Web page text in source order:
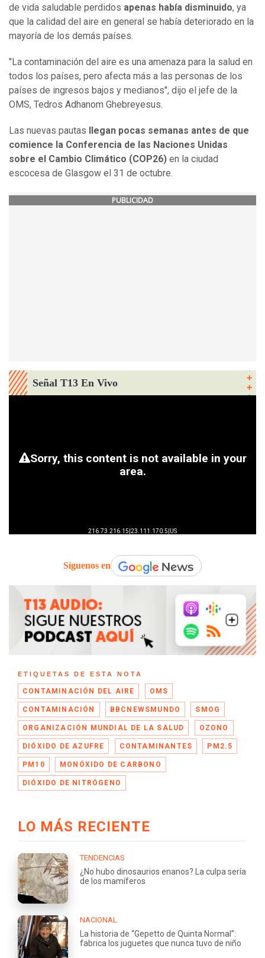
de vida saludable perdidos apenas había disminuido, ya
que la calidad del aire en general se había deteriorado en la
mayoría de los demás países.
"La contaminación del aire es una amenaza para la salud en
todos los países, pero afecta más a las personas de los
países de ingresos bajos y medianos", dijo el jefe de la
OMS, Tedros Adhanom Ghebreyesus.
Las nuevas pautas
llegan pocas semanas antes de que
comience la Conferencia de las Naciones Unidas
sobre el Cambio Climático (COP26) en la ciudad
escocesa de Glasgow el 31 de octubre.
PUBLICIDAD
Señal T13 En Vivo
Síguenos en
ETIQUETAS DE ESTA NOTA
CONTAMINACIÓN DEL AIRE OMS
CONTAMINACIÓN BBCNEWSMUNDO SMOG
ORGANIZACIÓN MUNDIAL DE LA SALUD OZONO
DIÓXIDO DE AZUFRE CONTAMINANTES PM2.5
PM10 MONÓXIDO DE CARBONO
DIÓXIDO DE NITRÓGENO
LO MÁS RECIENTE
TENDENCIAS
¿No hubo dinosaurios enanos? La culpa sería
de los mamíferos
NACIONAL
La historia de “Gepetto de Quinta Normal”:
fabrica los juguetes que nunca tuvo de niño